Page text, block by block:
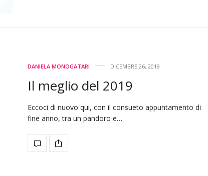
DANIELA MONOGATARI DICEMBRE 26, 2019
Il meglio del 2019
Eccoci di nuovo qui, con il consueto appuntamento di
fine anno, tra un pandoro e…